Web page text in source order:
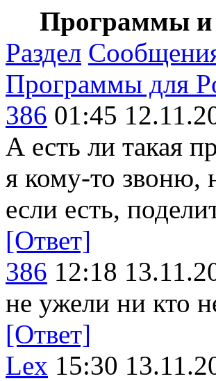
Программы и
Раздел
Программы для
386 01:45
А есть ли такая
я кому-то звоню,
если есть,
[Ответ]
386 12:18
не ужели ни кто
[Ответ]
Lex 15:30